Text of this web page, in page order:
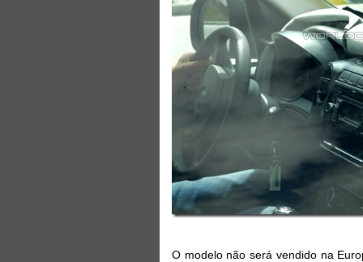
O modelo não será vendido na